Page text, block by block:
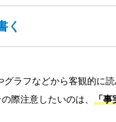
く
グラフなどから客観的に
際注意したいのは、
「